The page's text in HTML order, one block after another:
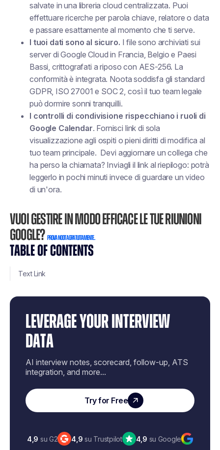
TABLE OF CONTENTS
Text Link
LEVERAGE YOUR INTERVIEW
DATA
AI interview notes, scorecard, follow-up, ATS
integration, and more...
Try for Free
4,9 su G2 4,9 su Trustpilot 4,9 su Google
salvate in una libreria cloud centralizzata. Puoi
effettuare ricerche per parola chiave, relatore o data
e passare esattamente al momento che ti serve.
I tuoi dati sono al sicuro. I file sono archiviati sui
server di Google Cloud in Francia, Belgio e Paesi
Bassi, crittografati a riposo con AES-256. La
conformità è integrata. Noota soddisfa gli standard
GDPR, ISO 27001 e SOC 2, così il tuo team legale
può dormire sonni tranquilli.
I controlli di condivisione rispecchiano i ruoli di
Google Calendar. Fornisci link di sola
visualizzazione agli ospiti o pieni diritti di modifica al
tuo team principale. Devi aggiornare un collega che
ha perso la chiamata? Inviagli il link al riepilogo: potrà
leggerlo in pochi minuti invece di guardare un video
di un'ora.
Vuoi gestire in modo efficace le tue riunioni
Google? Prova Noota gratuitamente.